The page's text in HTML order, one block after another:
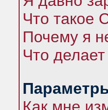
Что такое
Почему я
Что